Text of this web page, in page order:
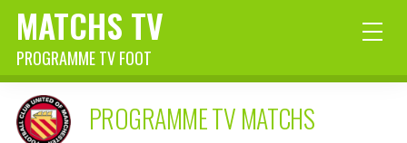
MATCHS TV
PROGRAMME TV FOOT
PROGRAMME TV MATCHS